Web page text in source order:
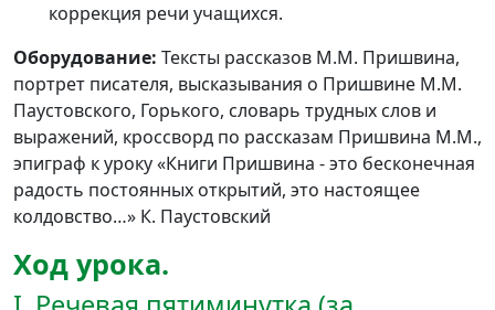
коррекция речи учащихся.
Оборудование: Тексты рассказов М.М. Пришвина,
портрет писателя, высказывания о Пришвине М.М.
Паустовского, Горького, словарь трудных слов и
выражений, кроссворд по рассказам Пришвина М.М.,
эпиграф к уроку «Книги Пришвина - это бесконечная
радость постоянных открытий, это настоящее
колдовство…» К. Паустовский
Ход урока.